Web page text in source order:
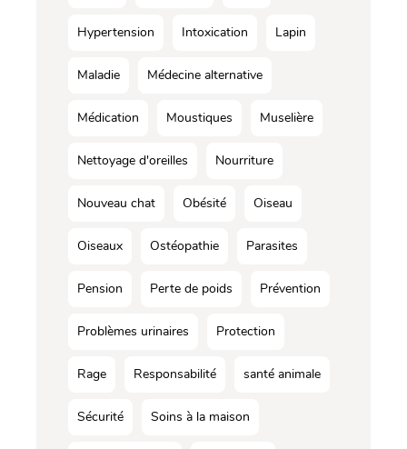
Hypertension Intoxication Lapin
Maladie Médecine alternative
Médication Moustiques Muselière
Nettoyage d'oreilles Nourriture
Nouveau chat Obésité Oiseau
Oiseaux Ostéopathie Parasites
Pension Perte de poids Prévention
Problèmes urinaires Protection
Rage Responsabilité santé animale
Sécurité Soins à la maison